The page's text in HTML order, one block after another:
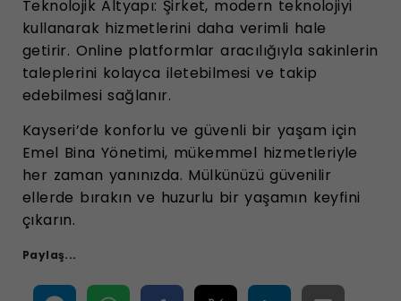
Teknolojik Altyapı: Şirket, modern teknolojiyi
kullanarak hizmetlerini daha verimli hale
getirir. Online platformlar aracılığıyla sakinlerin
taleplerini kolayca iletebilmesi ve takip
edebilmesi sağlanır.
Kayseri’de konforlu ve güvenli bir yaşam için
Emel Bina Yönetimi, mükemmel hizmetleriyle
her zaman yanınızda. Mülkünüzü güvenilir
ellerde bırakın ve huzurlu bir yaşamın keyfini
çıkarın.
Paylaş...